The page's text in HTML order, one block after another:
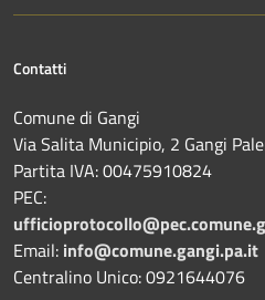
Contatti
Comune di Gangi
Via Salita Municipio, 2 Gangi
Partita IVA: 00475910824
PEC:
Email: info@comune.gangi.pa.it
Centralino Unico: 0921644076